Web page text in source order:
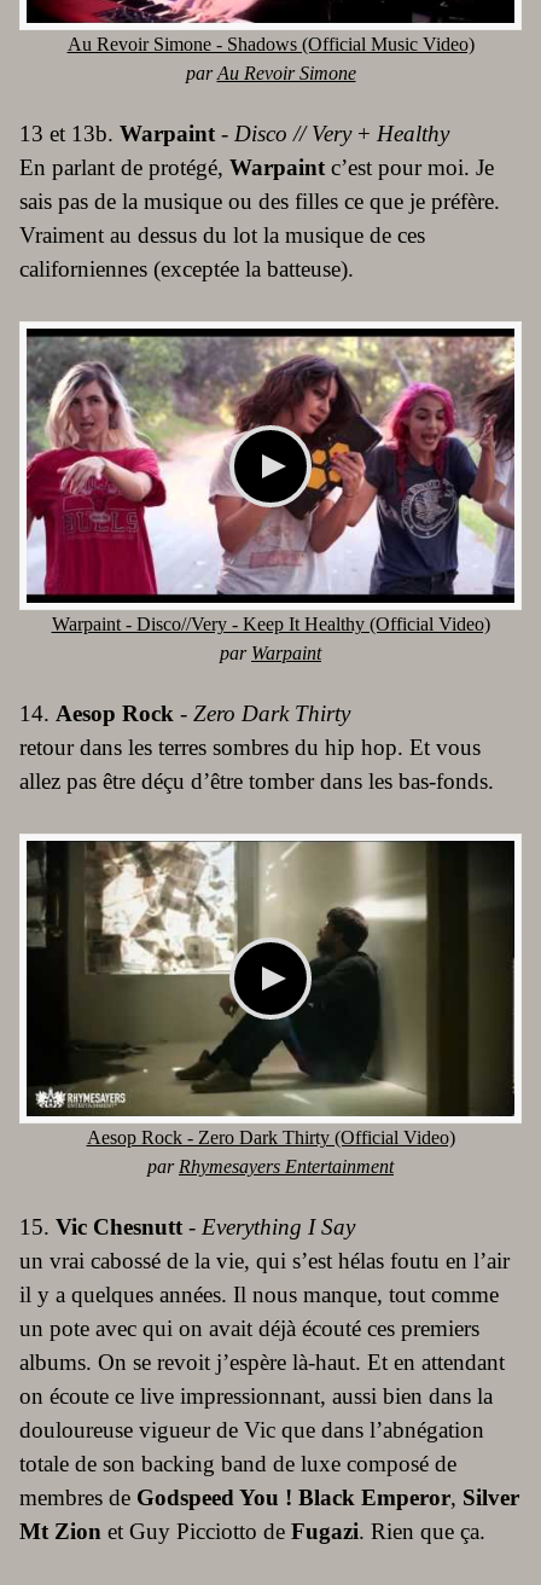
Au Revoir Simone - Shadows (Official Music Video)
parAu Revoir Simone
13 et 13b. Warpaint- Disco // Very+ Healthy
En parlant de protégé, Warpaintc’est pour moi. Je
sais pas de la musique ou des filles ce que je préfère.
Vraiment au dessus du lot la musique de ces
californiennes (exceptée la batteuse).
Warpaint - Disco//Very - Keep It Healthy (Official Video)
par Warpaint
14. Aesop Rock - Zero Dark Thirty
retour dans les terres sombres du hip hop. Et vous
allez pas être déçu d’être tomber dans les bas-fonds.
Aesop Rock - Zero Dark Thirty (Official Video)
par Rhymesayers Entertainment
15. Vic Chesnutt - Everything I Say
un vrai cabossé de la vie, qui s’est hélas foutu en l’air
il y a quelques années. Il nous manque, tout comme
un pote avec qui on avait déjà écouté ces premiers
albums. On se revoit j’espère là-haut. Et en attendant
on écoute ce live impressionnant, aussi bien dans la
douloureuse vigueur de Vic que dans l’abnégation
totale de son backing band de luxe composé de
membres de Godspeed You ! Black Emperor, Silver
Mt Zion et Guy Picciotto de Fugazi. Rien que ça.